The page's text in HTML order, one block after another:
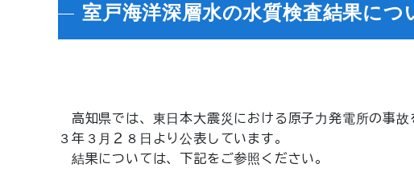
室戸海洋深層水の水質検査結果につ
高知県では、東日本大震災における原子力発電所の事
３年３月２８日より公表しています。
結果については、下記をご参照ください。